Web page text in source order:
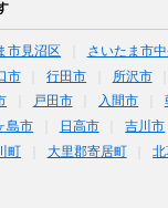
市見沼区 さいたま市
市 行田市 所沢市
戸田市 入間市
島市 日高市 吉川市
町 大里郡寄居町 北